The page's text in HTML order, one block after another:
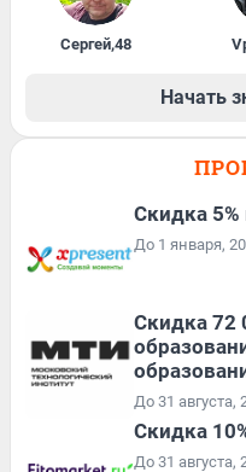
Сергей,48
Начать
Скидка
До 1 января,
Скидка 72
До 31 августа,
Скидка
До 31 августа,